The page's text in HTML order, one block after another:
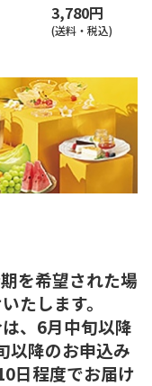
3,780円
(送料・税込)
を希望された場
たします。
、6月中旬以降
以降のお申込み
日程度でお届け